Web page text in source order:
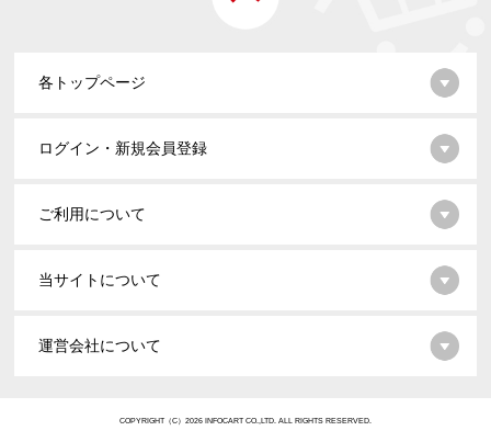
各トップページ
ログイン・新規会員登録
ご利用について
当サイトについて
運営会社について
COPYRIGHT（C）2026 INFOCART CO.,LTD. ALL RIGHTS RESERVED.